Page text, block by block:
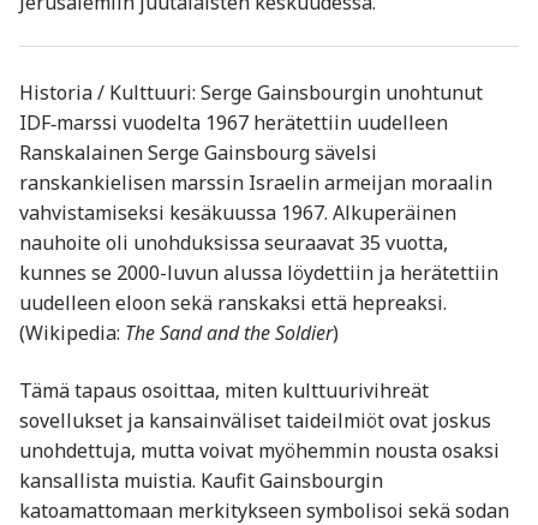
Historia / Kulttuuri: Serge Gainsbourgin unohtunut
IDF‑marssi vuodelta 1967 herätettiin uudelleen
Ranskalainen Serge Gainsbourg sävelsi
ranskankielisen marssin Israelin armeijan moraalin
vahvistamiseksi kesäkuussa 1967. Alkuperäinen
nauhoite oli unohduksissa seuraavat 35 vuotta,
kunnes se 2000-luvun alussa löydettiin ja herätettiin
uudelleen eloon sekä ranskaksi että hepreaksi.
(Wikipedia: The Sand and the Soldier)
Tämä tapaus osoittaa, miten kulttuurivihreät
sovellukset ja kansainväliset taideilmiöt ovat joskus
unohdettuja, mutta voivat myöhemmin nousta osaksi
kansallista muistia. Kaufit Gainsbourgin
katoamattomaan merkitykseen symbolisoi sekä sodan